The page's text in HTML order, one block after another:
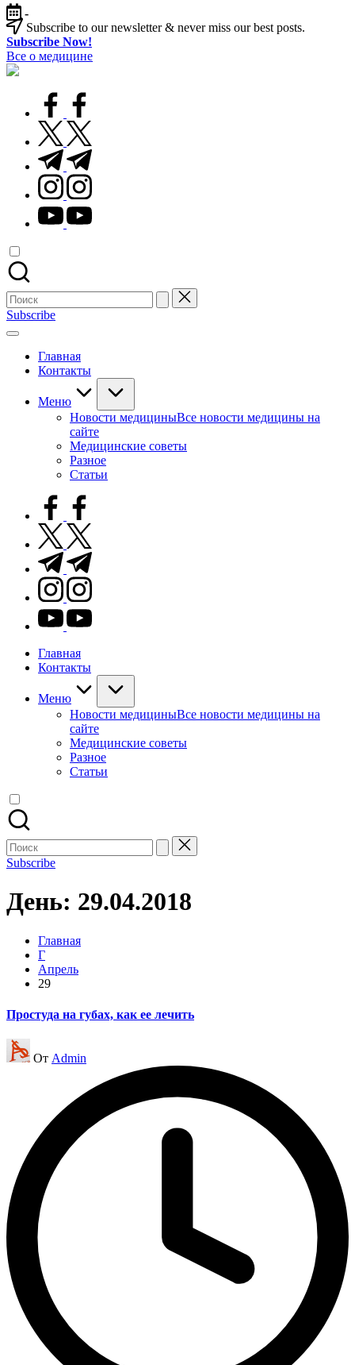
Перейти
к
содержимому
-
Subscribe to our newsletter & never miss our best posts.
Subscribe Now!
Все о медицине
Лечитесь
facebook.com
twitter.com
t.me
instagram.com
youtube.com
Поиск
для:
Subscribe
Главная
Контакты
Меню
Новости медициныВсе новости медицины на
сайте
Медицинские советы
Разное
Статьи
facebook.com
twitter.com
t.me
instagram.com
youtube.com
Главная
Контакты
Меню
Новости медициныВсе новости медицины на
сайте
Медицинские советы
Разное
Статьи
Поиск
для:
Subscribe
День: 29.04.2018
Главная
Г
Апрель
29
Простуда на губах, как ее лечить
Запись
от
От Admin